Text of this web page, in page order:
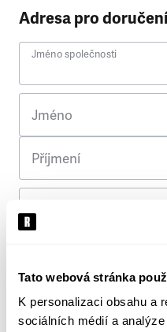
Tato webová stránka
K personalizaci obsahu a
sociálních médií a
Adresa pro
Jméno společnosti
Jméno
Příjmení
Ulice
Město